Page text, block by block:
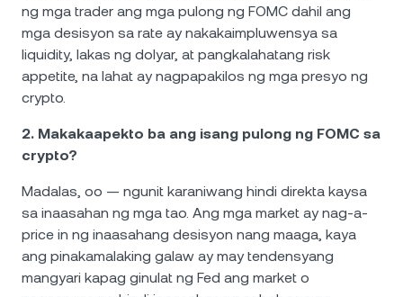
ng mga trader ang mga pulong ng FOMC dahil ang
mga desisyon sa rate ay nakakaimpluwensya sa
liquidity, lakas ng dolyar, at pangkalahatang risk
appetite, na lahat ay nagpapakilos ng mga presyo ng
crypto.
2. Makakaapekto ba ang isang pulong ng FOMC sa
crypto?
Madalas, oo — ngunit karaniwang hindi direkta kaysa
sa inaasahan ng mga tao. Ang mga market ay nag-a-
price in ng inaasahang desisyon nang maaga, kaya
ang pinakamalaking galaw ay may tendensyang
mangyari kapag ginulat ng Fed ang market o